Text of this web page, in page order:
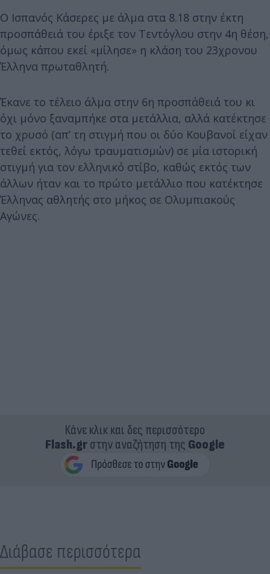
Ο Ισπανός Κάσερες με άλμα στα 8.18 στην έκτη
προσπάθειά του έριξε τον Τεντόγλου στην 4η θέση,
όμως κάπου εκεί «μίλησε» η κλάση του 23χρονου
Έλληνα πρωταθλητή.
Έκανε το τέλειο άλμα στην 6η προσπάθειά του κι
όχι μόνο ξαναμπήκε στα μετάλλια, αλλά κατέκτησε
το χρυσό (απ’ τη στιγμή που οι δύο Κουβανοί είχαν
τεθεί εκτός, λόγω τραυματισμών) σε μία ιστορική
στιγμή για τον ελληνικό στίβο, καθώς εκτός των
άλλων ήταν και το πρώτο μετάλλιο που κατέκτησε
Έλληνας αθλητής στο μήκος σε Ολυμπιακούς
Αγώνες.
Κάνε κλικ και δες περισσότερο
Flash.grστην αναζήτηση της Google
Διάβασε περισσότερα